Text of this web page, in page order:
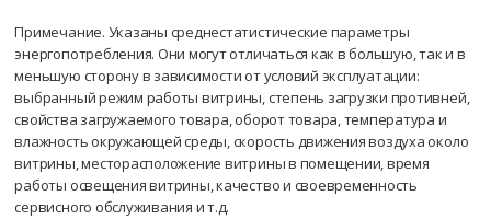
Примечание. Указаны среднестатистические параметры
энергопотребления. Они могут отличаться как в большую, так и в
меньшую сторону в зависимости от условий эксплуатации:
выбранный режим работы витрины, степень загрузки противней,
свойства загружаемого товара, оборот товара, температура и
влажность окружающей среды, скорость движения воздуха около
витрины, месторасположение витрины в помещении, время
работы освещения витрины, качество и своевременность
сервисного обслуживания и т.д.